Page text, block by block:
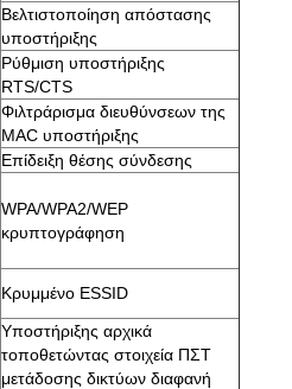
Βελτιστοποίηση απόστασης
υποστήριξης
Ρύθμιση υποστήριξης
RTS/CTS
Φιλτράρισμα διευθύνσεων της
MAC υποστήριξης
Επίδειξη θέσης σύνδεσης
WPA/WPA2/WEP
κρυπτογράφηση
Κρυμμένο ESSID
Υποστήριξης αρχικά
τοποθετώντας στοιχεία ΠΣΤ
μετάδοσης δικτύων διαφανή